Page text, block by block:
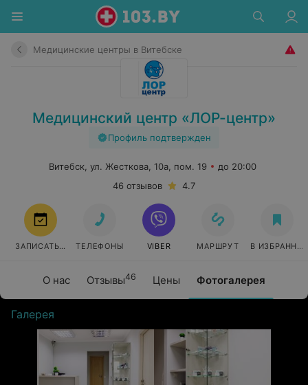
Медицинские центры в Витебске
Медицинский центр «ЛОР-центр»
Профиль подтвержден
О нас Отзывы46 Цены Фотогалерея
Витебск, ул. Жесткова, 10а, пом. 19
до 20:00
46 отзывов
4.7
ЗАПИСАТЬСЯ ОНЛАЙН
ТЕЛЕФОНЫ VIBER МАРШРУТ В ИЗБРАННОЕ
Галерея